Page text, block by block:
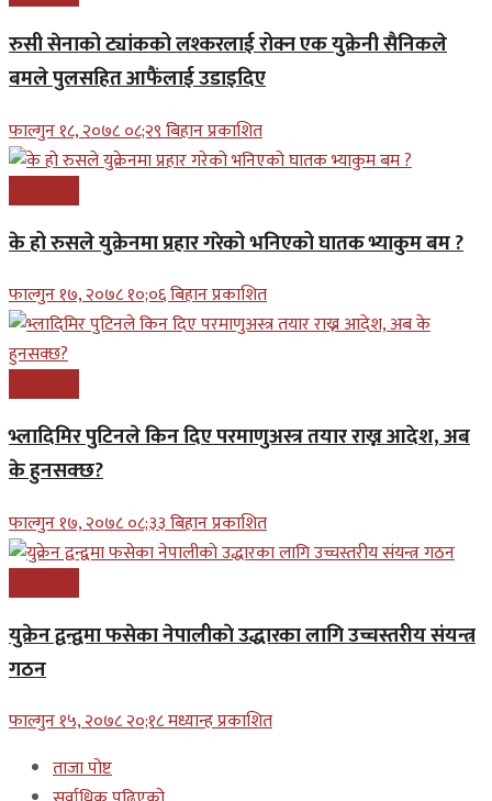
रुसी सेनाको ट्यांकको लश्करलाई रोक्न एक युक्रेनी सैनिकले
बमले पुलसहित आफैंलाई उडाइदिए
फाल्गुन १८, २०७८ ०८;२९ बिहान प्रकाशित
के हो रुसले युक्रेनमा प्रहार गरेको भनिएको घातक भ्याकुम बम ?
फाल्गुन १७, २०७८ १०;०६ बिहान प्रकाशित
भ्लादिमिर पुटिनले किन दिए परमाणुअस्त्र तयार राख्न आदेश, अब
के हुनसक्छ?
फाल्गुन १७, २०७८ ०८;३३ बिहान प्रकाशित
युक्रेन द्वन्द्वमा फसेका नेपालीकाे उद्धारका लागि उच्चस्तरीय संयन्त्र
गठन
फाल्गुन १५, २०७८ २०;१८ मध्यान्ह प्रकाशित
ताजा पोष्ट